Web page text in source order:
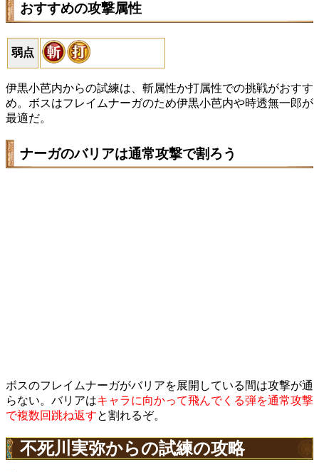
おすすめの攻撃属性
弱点
伊黒小芭内からの試練は、斬属性か打属性での挑戦がおすす
め。ボスはフレイムナーガのため伊黒小芭内や時透無一郎が
最適だ。
ナーガのバリアは通常攻撃で割ろう
ボスのフレイムナーガがバリアを展開している間は攻撃が通
らない。バリアはキャラに向かって飛んでくる弾を通常攻撃
で複数回跳ね返すと割れるぞ。
不死川実弥からの試練の攻略